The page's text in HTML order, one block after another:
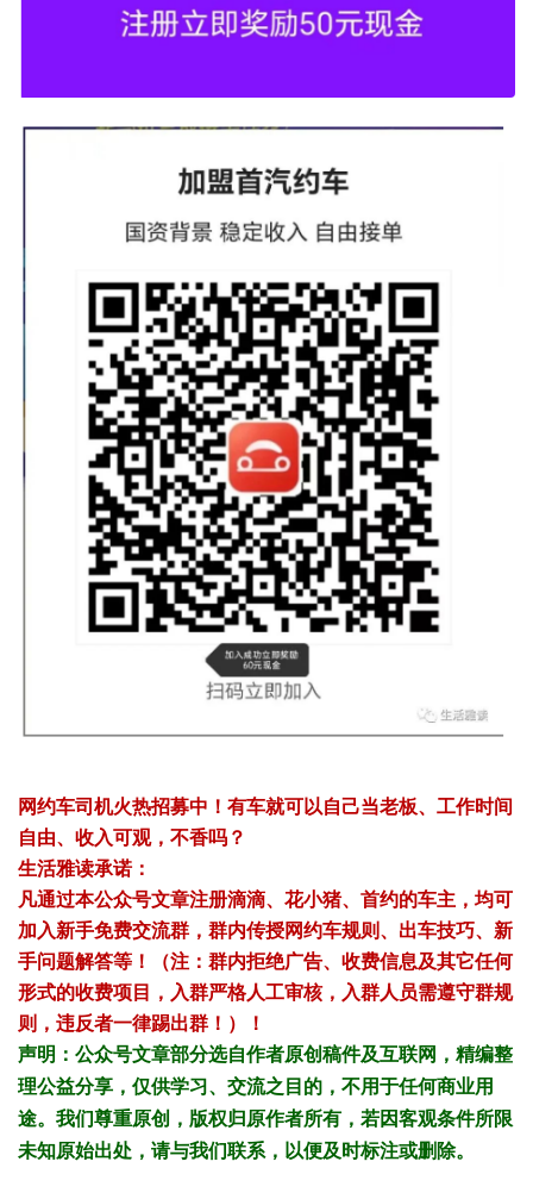
网约车司机火热招募中！有车就可以自己当老板、工作时间
自由、收入可观，不香吗？
生活雅读承诺：
凡通过本公众号文章注册滴滴、花小猪、首约的车主，均可
加入新手免费交流群，群内传授网约车规则、出车技巧、新
手问题解答等！（注：群内拒绝广告、收费信息及其它任何
形式的收费项目，入群严格人工审核，入群人员需遵守群规
则，违反者一律踢出群！）！
声明： 公众号文章部分选自作者原创稿件及互联网，精编整
理公益分享，仅供学习、交流之目的，不用于任何商业用
途。我们尊重原创，版权归原作者所有，若因客观条件所限
未知原始出处，请与我们联系，以便及时标注或删除。